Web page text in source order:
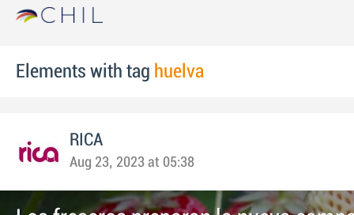
Elements with tag huelva
RICA
Aug 23, 2023 at 05:38